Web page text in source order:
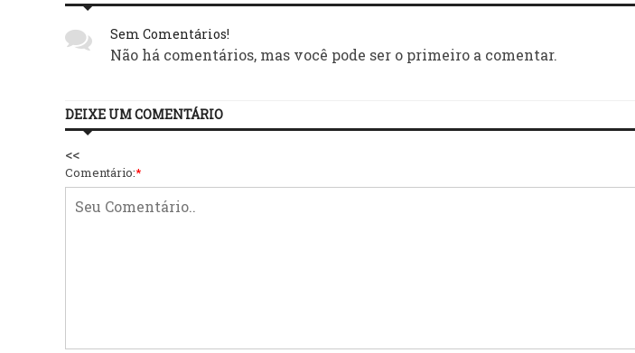
Sem Comentários!
Não há comentários, mas você pode ser o primeiro a comentar.
DEIXE UM COMENTÁRIO
<<
Comentário:*